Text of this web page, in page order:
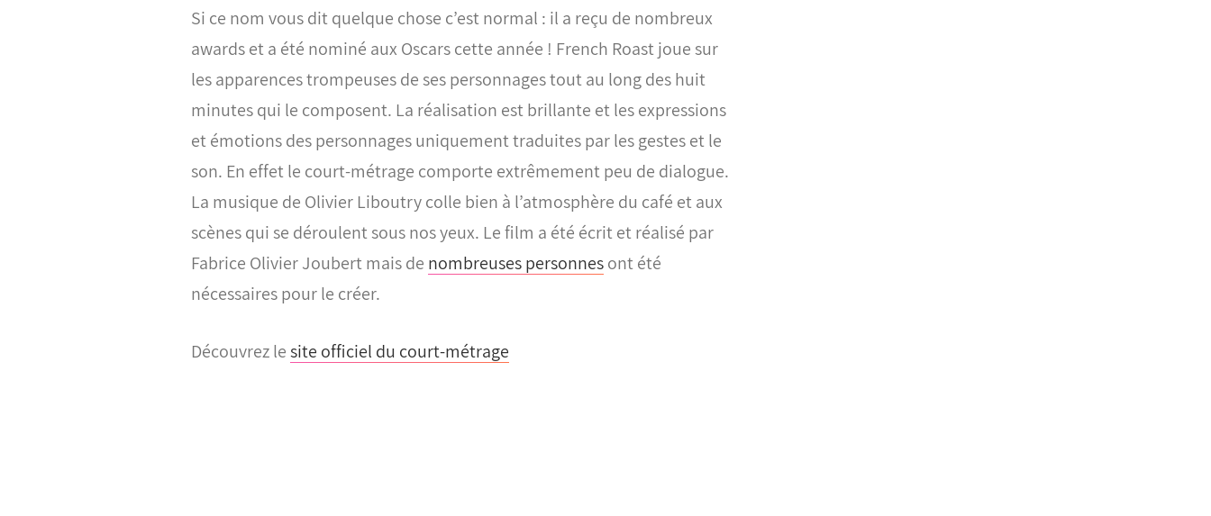
Si ce nom vous dit quelque chose c’est normal : il a reçu de nombreux
awards et a été nominé aux Oscars cette année ! French Roast joue sur
les apparences trompeuses de ses personnages tout au long des huit
minutes qui le composent. La réalisation est brillante et les expressions
et émotions des personnages uniquement traduites par les gestes et le
son. En effet le court-métrage comporte extrêmement peu de dialogue.
La musique de Olivier Liboutry colle bien à l’atmosphère du café et aux
scènes qui se déroulent sous nos yeux. Le film a été écrit et réalisé par
Fabrice Olivier Joubert mais de nombreuses personnesont été
nécessaires pour le créer.
Découvrez lesite officiel du court-métrage